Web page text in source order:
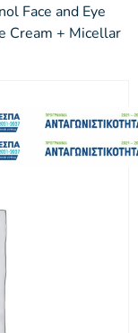
Face and Eye
Cream + Micellar